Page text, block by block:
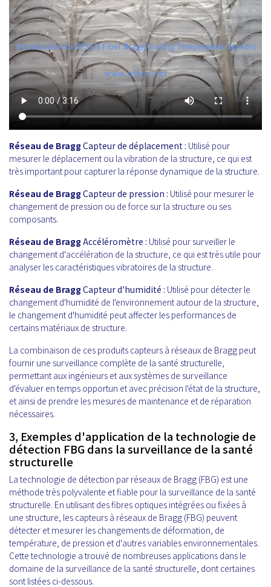
Réseau de Bragg Capteur de déplacement : Utilisé pour
mesurer le déplacement ou la vibration de la structure, ce qui est
très important pour capturer la réponse dynamique de la structure.
Réseau de Bragg Capteur de pression : Utilisé pour mesurer le
changement de pression ou de force sur la structure ou ses
composants.
Réseau de Bragg Accéléromètre : Utilisé pour surveiller le
changement d'accélération de la structure, ce qui est très utile pour
analyser les caractéristiques vibratoires de la structure.
Réseau de Bragg Capteur d'humidité : Utilisé pour détecter le
changement d'humidité de l'environnement autour de la structure,
le changement d'humidité peut affecter les performances de
certains matériaux de structure.
La combinaison de ces produits capteurs à réseaux de Bragg peut
fournir une surveillance complète de la santé structurelle,
permettant aux ingénieurs et aux systèmes de surveillance
d'évaluer en temps opportun et avec précision l'état de la structure,
et ainsi de prendre les mesures de maintenance et de réparation
nécessaires.
3, Exemples d'application de la technologie de
détection FBG dans la surveillance de la santé
structurelle
La technologie de détection par réseaux de Bragg (FBG) est une
méthode très polyvalente et fiable pour la surveillance de la santé
structurelle. En utilisant des fibres optiques intégrées ou fixées à
une structure, les capteurs à réseaux de Bragg (FBG) peuvent
détecter et mesurer les changements de déformation, de
température, de pression et d'autres variables environnementales.
Cette technologie a trouvé de nombreuses applications dans le
domaine de la surveillance de la santé structurelle, dont certaines
sont listées ci-dessous.